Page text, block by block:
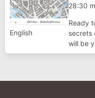
English
28:30
Ready
secrets
will be
forts,